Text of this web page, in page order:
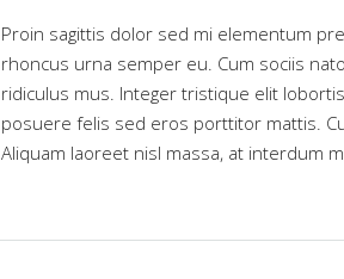
Proin sagittis dolor sed mi elementum
rhoncus urna semper eu. Cum sociis
ridiculus mus. Integer tristique elit
posuere felis sed eros porttitor mattis.
Aliquam laoreet nisl massa, at interdum